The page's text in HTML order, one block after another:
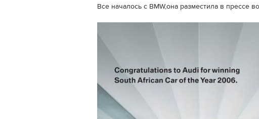
Все началось с BMW,она разместила в прессе